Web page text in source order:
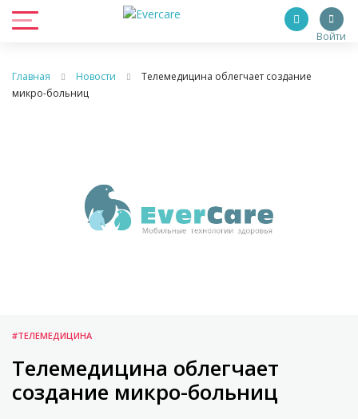
Войти
Главная Новости
Телемедицина облегчает создание
микро-больниц
#ТЕЛЕМЕДИЦИНА
Телемедицина облегчает
создание микро-больниц